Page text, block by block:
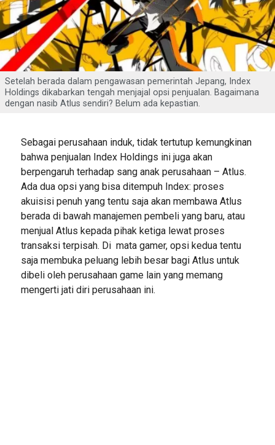
Setelah berada dalam pengawasan pemerintah Jepang, Index
Holdings dikabarkan tengah menjajal opsi penjualan. Bagaimana
dengan nasib Atlus sendiri? Belum ada kepastian.
Sebagai perusahaan induk, tidak tertutup kemungkinan
bahwa penjualan Index Holdings ini juga akan
berpengaruh terhadap sang anak perusahaan – Atlus.
Ada dua opsi yang bisa ditempuh Index: proses
akuisisi penuh yang tentu saja akan membawa Atlus
berada di bawah manajemen pembeli yang baru, atau
menjual Atlus kepada pihak ketiga lewat proses
transaksi terpisah. Di mata gamer, opsi kedua tentu
saja membuka peluang lebih besar bagi Atlus untuk
dibeli oleh perusahaan game lain yang memang
mengerti jati diri perusahaan ini.